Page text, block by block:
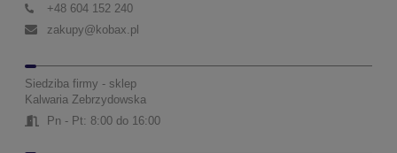
+48 604 152 240
zakupy@kobax.pl
Siedziba firmy - sklep
Kalwaria Zebrzydowska
Pn - Pt: 8:00 do 16:00